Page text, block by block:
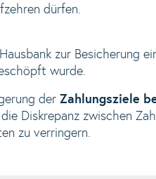
dürfen.
zur Besicherung
wurde.
der Zahlungsziele
Diskrepanz zwischen
zu verringern.